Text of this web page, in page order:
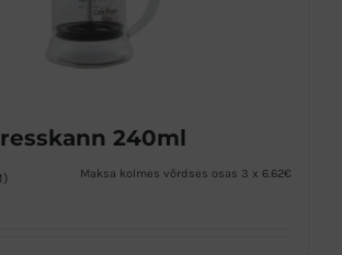
240ml
Maksa kolmes võrdses osas 3 x 6.62€